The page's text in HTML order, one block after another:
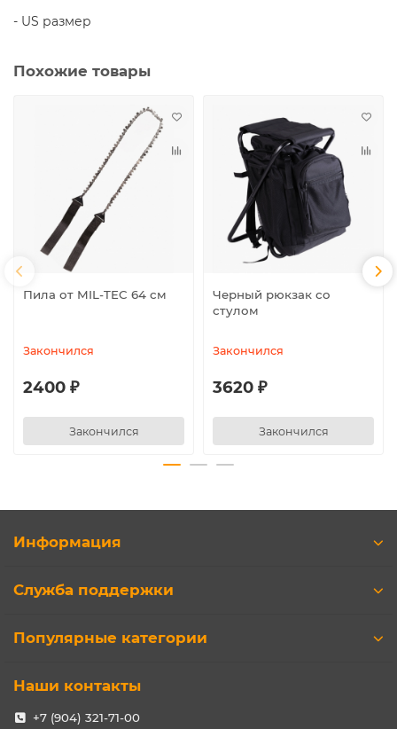
- US размер
Похожие товары
Пила от MIL-TEC 64 см
Закончился
2400 ₽
Закончился
Черный рюкзак со
стулом
Закончился
3620 ₽
Закончился
Информация
Служба поддержки
Популярные категории
Наши контакты
+7 (904) 321-71-00